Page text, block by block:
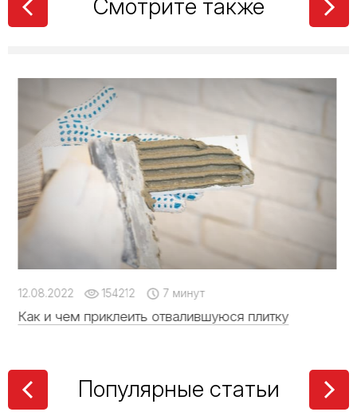
Смотрите также
12.08.2022 154212 7 минут
Как и чем приклеить отвалившуюся плитку
Популярные статьи